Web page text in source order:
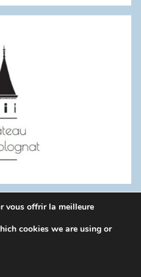
by ThemeZee.
vous offrir la meilleure
cookies we are using or